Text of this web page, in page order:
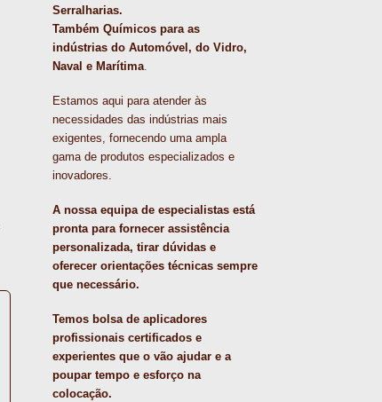
Serralharias.
Também Químicos para as
indústrias do Automóvel, do Vidro,
Naval e Marítima.
Estamos aqui para atender às
necessidades das indústrias mais
exigentes, fornecendo uma ampla
gama de produtos especializados e
inovadores.
A nossa equipa de especialistas está
pronta para fornecer assistência
personalizada, tirar dúvidas e
oferecer orientações técnicas sempre
que necessário.
Temos bolsa de aplicadores
profissionais certificados e
experientes que o vão ajudar e a
poupar tempo e esforço na
colocação.